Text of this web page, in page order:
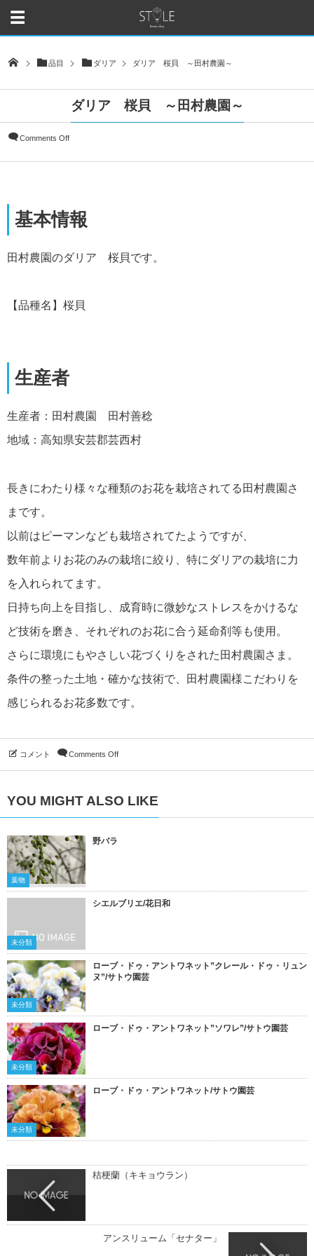
品目 ダリア ダリア 桜貝 ～田村農園～
ダリア 桜貝 ～田村農園～
Comments Off
基本情報
田村農園のダリア 桜貝です。
【品種名】桜貝
生産者
生産者：田村農園 田村善稔
地域：高知県安芸郡芸西村
長きにわたり様々な種類のお花を栽培されてる田村農園さ
まです。
以前はピーマンなども栽培されてたようですが、
数年前よりお花のみの栽培に絞り、特にダリアの栽培に力
を入れられてます。
日持ち向上を目指し、成育時に微妙なストレスをかけるな
ど技術を磨き、それぞれのお花に合う延命剤等も使用。
さらに環境にもやさしい花づくりをされた田村農園さま。
条件の整った土地・確かな技術で、田村農園様こだわりを
感じられるお花多数です。
コメント Comments Off
YOU MIGHT ALSO LIKE
葉物
野バラ
未分類
シエルブリエ/花日和
未分類
ローブ・ドゥ・アントワネット”クレール・ドゥ・リュン
ヌ”/サトウ園芸
未分類
ローブ・ドゥ・アントワネット”ソワレ”/サトウ園芸
未分類
ローブ・ドゥ・アントワネット/サトウ園芸
桔梗蘭（キキョウラン）
アンスリューム「セナター」